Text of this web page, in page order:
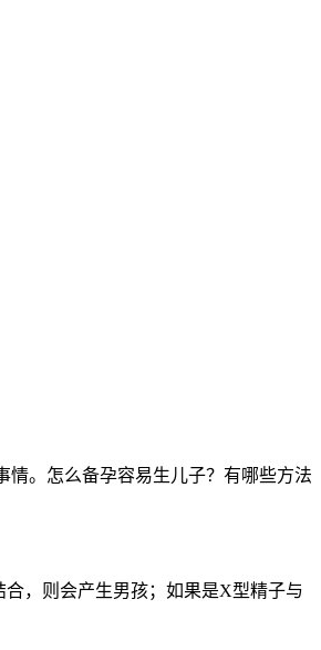
。怎么备孕容易生儿子？有哪些方法
，则会产生男孩；如果是X型精子与